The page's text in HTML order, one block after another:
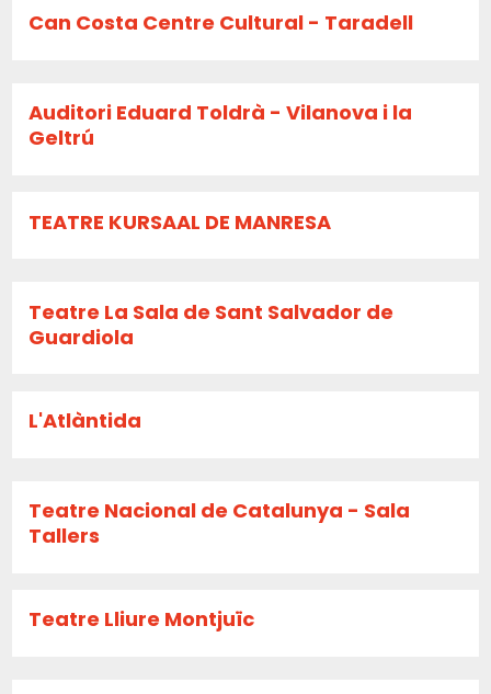
Can Costa Centre Cultural - Taradell
Auditori Eduard Toldrà - Vilanova i la
Geltrú
TEATRE KURSAAL DE MANRESA
Teatre La Sala de Sant Salvador de
Guardiola
L'Atlàntida
Teatre Nacional de Catalunya - Sala
Tallers
Teatre Lliure Montjuïc